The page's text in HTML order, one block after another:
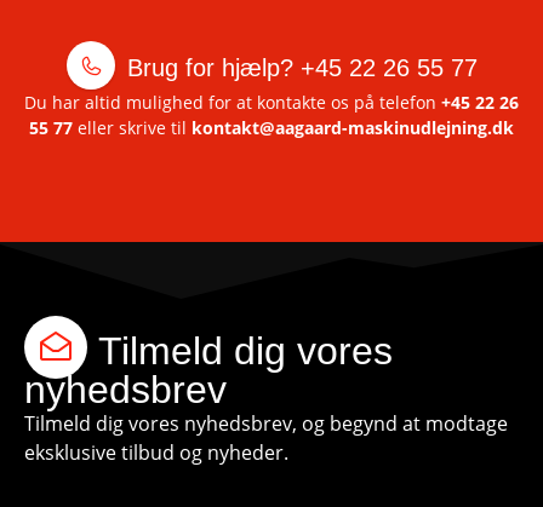
Brug for hjælp? +45 22 26 55 77
Du har altid mulighed for at kontakte os på telefon +45 22 26
55 77 eller skrive til kontakt@aagaard-maskinudlejning.dk
Tilmeld dig vores
nyhedsbrev
Tilmeld dig vores nyhedsbrev, og begynd at modtage
eksklusive tilbud og nyheder.